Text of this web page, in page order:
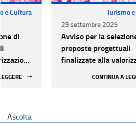
e Cultura
di
Turismo
29 settembre 2025
Avviso per la
proposte progettuali
finalizzate alla
CONTINUA A
Ascolta